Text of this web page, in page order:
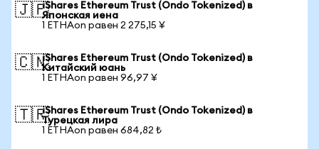
🇯🇵iShares Ethereum Trust (Ondo Tokenized) в
Японская иена
1 ETHAon равен 2 275,15 ¥
🇨🇳iShares Ethereum Trust (Ondo Tokenized) в
Китайский юань
1 ETHAon равен 96,97 ¥
🇹🇷iShares Ethereum Trust (Ondo Tokenized) в
Турецкая лира
1 ETHAon равен 684,82 ₺